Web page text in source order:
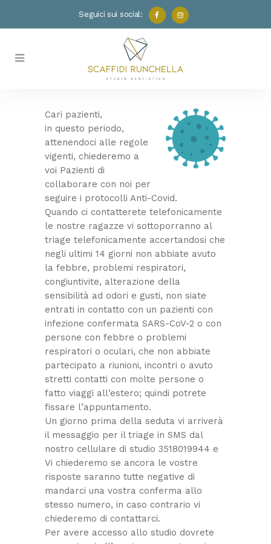
Seguici sui social:
Cari pazienti,
in questo periodo,
attenendoci alle regole
vigenti, chiederemo a
voi Pazienti di
collaborare con noi per
seguire i protocolli Anti-Covid.
Quando ci contatterete telefonicamente
le nostre ragazze vi sottoporranno al
triage telefonicamente accertandosi che
negli ultimi 14 giorni non abbiate avuto
la febbre, problemi respiratori,
congiuntivite, alterazione della
sensibilità ad odori e gusti, non siate
entrati in contatto con un pazienti con
infezione confermata SARS-CoV-2 o con
persone con febbre o problemi
respiratori o oculari, che non abbiate
partecipato a riunioni, incontri o avuto
stretti contatti con molte persone o
fatto viaggi all’estero; quindi potrete
fissare l’appuntamento.
Un giorno prima della seduta vi arriverà
il messaggio per il triage in SMS dal
nostro cellulare di studio 3518019944 e
Vi chiederemo se ancora le vostre
risposte saranno tutte negative di
mandarci una vostra conferma allo
stesso numero, in caso contrario vi
chiederemo di contattarci.
Per avere accesso allo studio dovrete